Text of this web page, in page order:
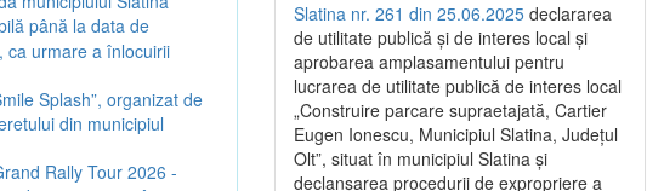
până la data de
ca urmare a înlocuirii
Splash”, organizat de
din municipiul
Rally Tour 2026 -
Slatina nr. 261 din 25.06.2025 declararea
de utilitate publică și de interes local și
aprobarea amplasamentului pentru
lucrarea de utilitate publică de interes local
„Construire parcare supraetajată, Cartier
Eugen Ionescu, Municipiul Slatina, Județul
Olt”, situat în municipiul Slatina și
declanșarea procedurii de expropriere a